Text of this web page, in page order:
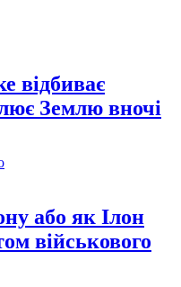
відбиває
Землю вночі
або як Ілон
військового